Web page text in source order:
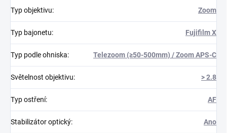
Typ objektivu: Zoom
Typ bajonetu: Fujifilm X
Typ podle ohniska: Telezoom (≥50-500mm) / Zoom APS-C
Světelnost objektivu: > 2.8
Typ ostření: AF
Stabilizátor optický: Ano